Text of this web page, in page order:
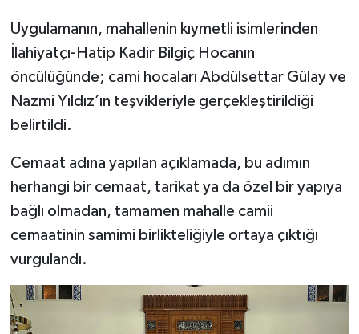
Uygulamanın, mahallenin kıymetli isimlerinden
İlahiyatçı-Hatip Kadir Bilgiç Hocanın
öncülüğünde; cami hocaları Abdülsettar Gülay ve
Nazmi Yıldız’ın teşvikleriyle gerçekleştirildiği
belirtildi.
Cemaat adına yapılan açıklamada, bu adımın
herhangi bir cemaat, tarikat ya da özel bir yapıya
bağlı olmadan, tamamen mahalle camii
cemaatinin samimi birlikteliğiyle ortaya çıktığı
vurgulandı.